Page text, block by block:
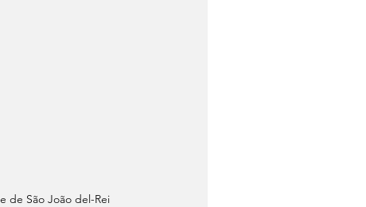
de São João del-Rei